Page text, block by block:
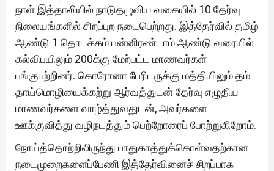
நாள் இத்தாலியில் நாடுதழுவிய வகையில் 10 தேர்வு
நிலையங்களில் சிறப்புற நடைபெற்றது. இத்தேர்வில் தமிழ்
ஆண்டு 1 தொடக்கம் பன்னிரண்டாம் ஆண்டு வரையில்
கல்விபயிலும் 200க்கு மேற்பட்ட மாணவர்கள்
பங்குபற்றினர். கொரோனா பேரிடருக்கு மத்தியிலும் தம்
தாய்மொழியைக்கற்று ஆர்வத்துடன் தேர்வு எழுதிய
மாணவர்களை வாழ்த்துவதுடன், அவர்களை
ஊக்குவித்து வழிநடத்தும் பெற்றோரைப் போற்றுகிறோம்.
நோய்த்தொற்றிலிருந்து பாதுகாத்துக்கொள்வதற்கான
நடைமுறைகளைப்பேணி இத்தேர்வினைச் சிறப்பாக